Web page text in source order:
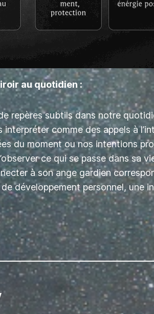
au quotidien :
repères subtils dans notre
comme des appels à
du moment ou nos intentions
ce qui se passe dans sa
à son ange gardien
développement personnel, une